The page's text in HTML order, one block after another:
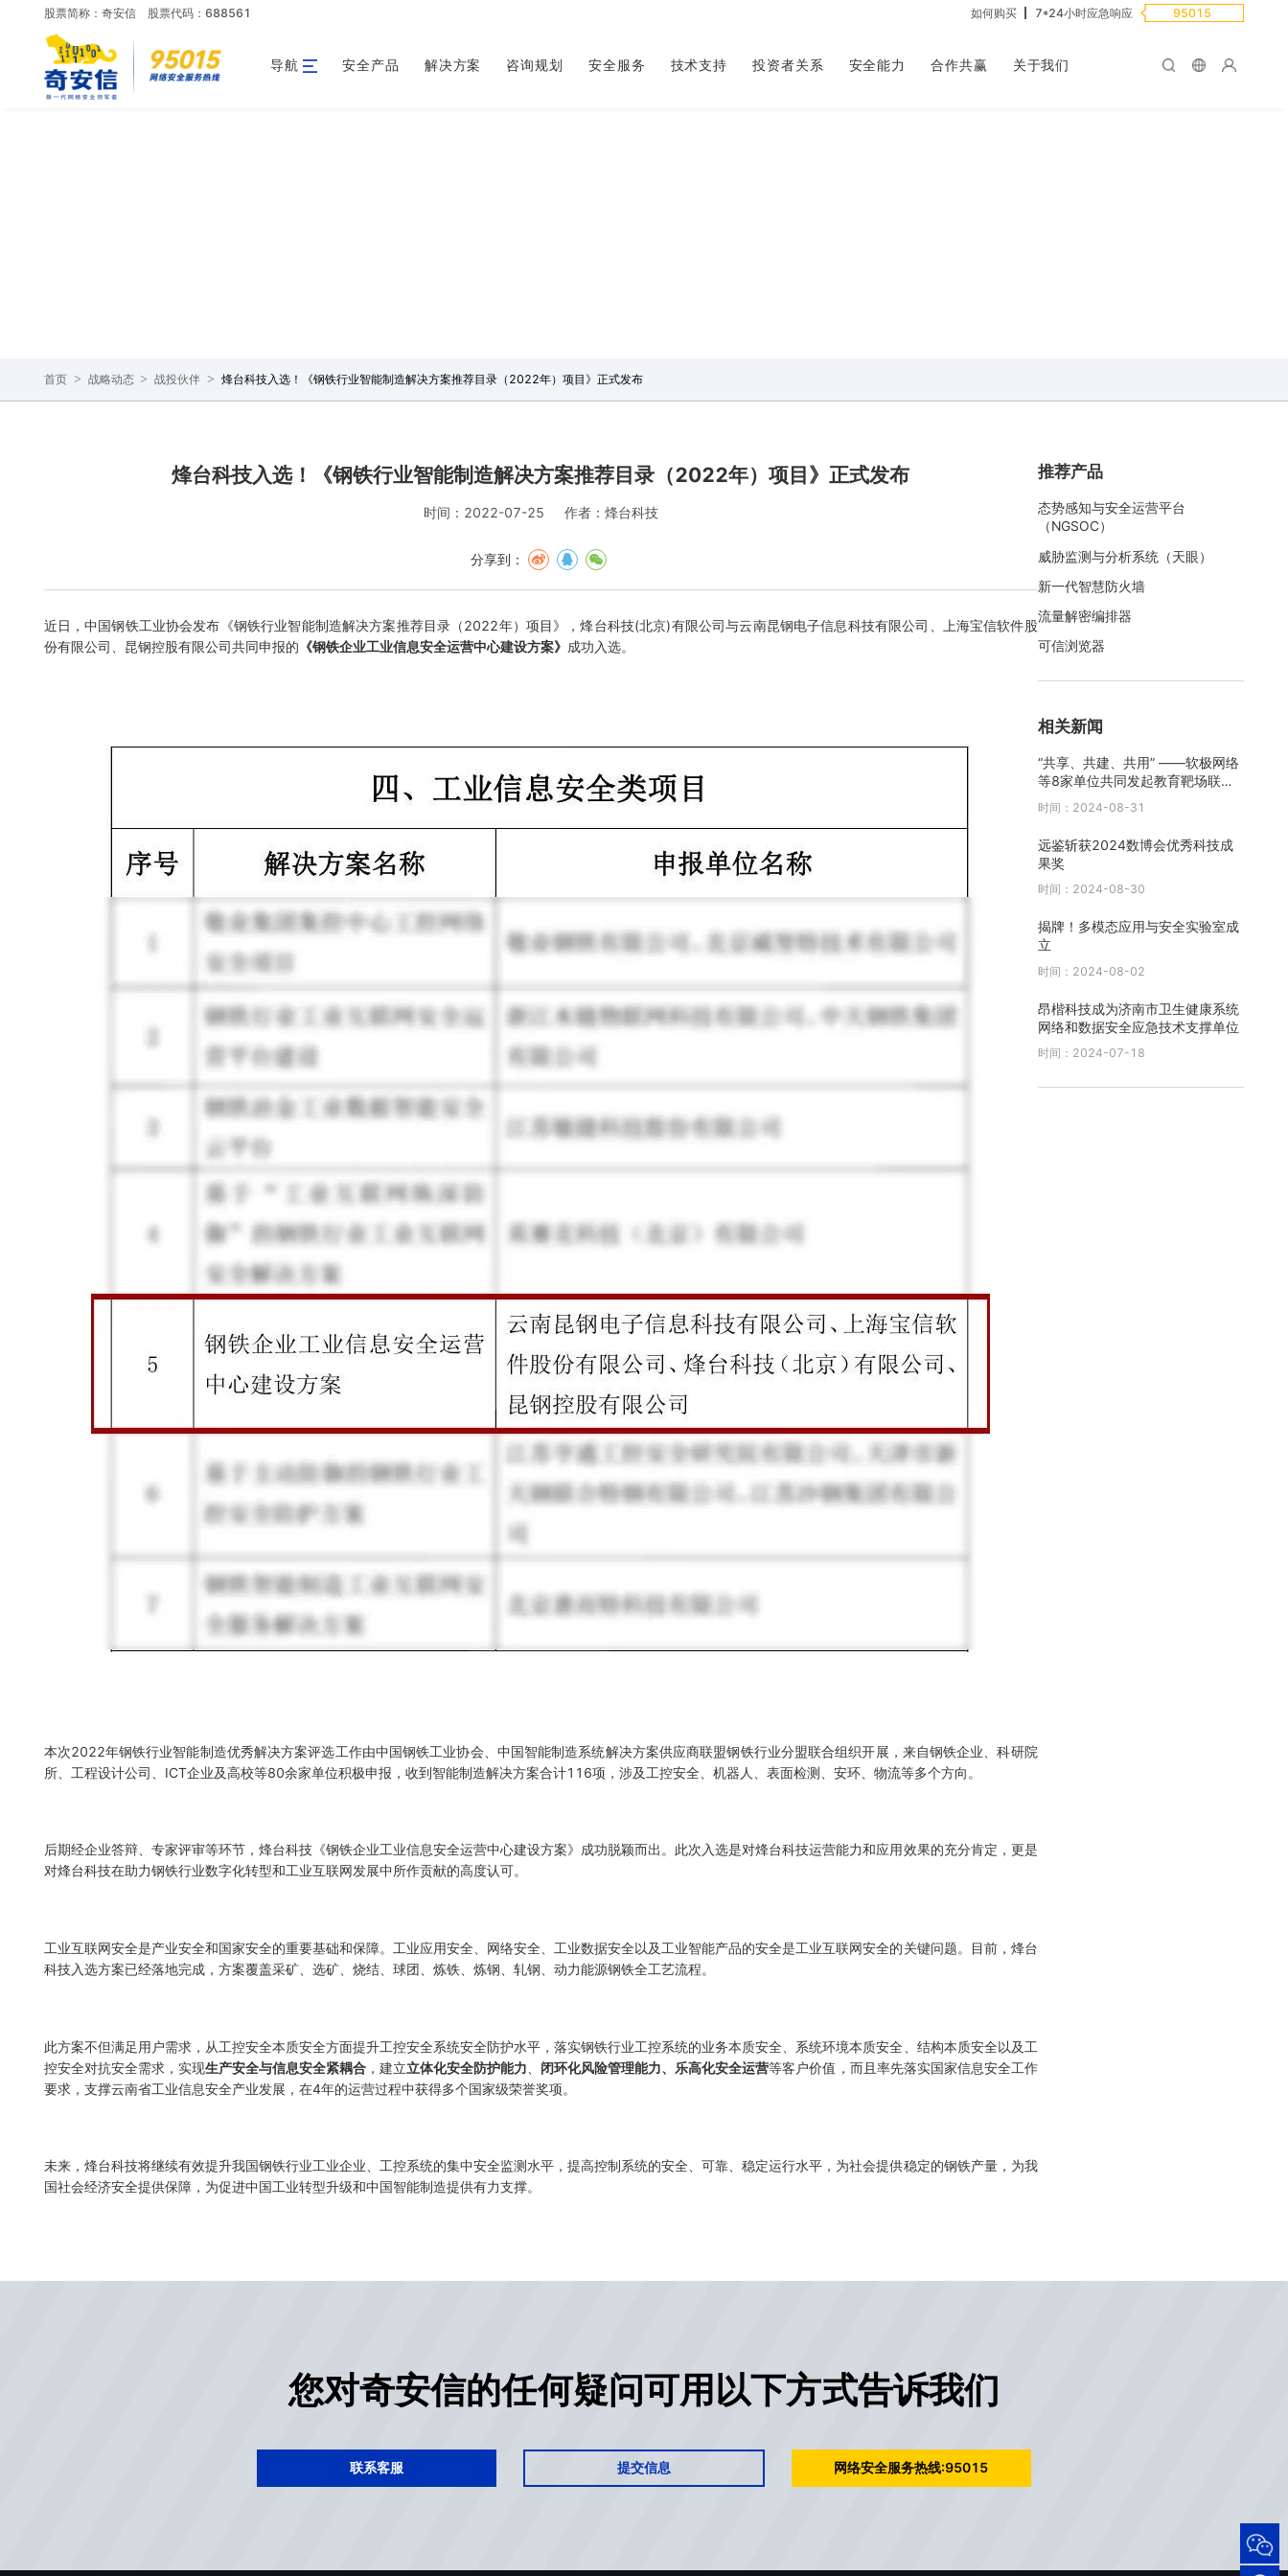
股票简称：奇安信 股票代码：688561 如何购买 7*24小时应急响应 95015
导航 安全产品 解决方案 咨询规划 安全服务 技术支持 投资者关系 安全能力 合作共赢 关于我们
首页 > 战略动态 > 战投伙伴 > 烽台科技入选！《钢铁行业智能制造解决方案推荐目录（2022年）项目》正式发布
烽台科技入选！《钢铁行业智能制造解决方案推荐目录（2022年）项目》正式发布
时间：2022-07-25 作者：烽台科技
分享到：
近日，中国钢铁工业协会发布《钢铁行业智能制造解决方案推荐目录（2022年）项目》，烽台科技(北京)有限公司与云南昆钢电子信息科技有限公司、上海宝信软件股
份有限公司、昆钢控股有限公司共同申报的 《钢铁企业工业信息安全运营中心建设方案》 成功入选。
本次2022年钢铁行业智能制造优秀解决方案评选工作由中国钢铁工业协会、中国智能制造系统解决方案供应商联盟钢铁行业分盟联合组织开展，来自钢铁企业、科研院
所、工程设计公司、ICT企业及高校等80余家单位积极申报，收到智能制造解决方案合计116项，涉及工控安全、机器人、表面检测、安环、物流等多个方向。
后期经企业答辩、专家评审等环节，烽台科技《钢铁企业工业信息安全运营中心建设方案》成功脱颖而出。此次入选是对烽台科技运营能力和应用效果的充分肯定，更是
对烽台科技在助力钢铁行业数字化转型和工业互联网发展中所作贡献的高度认可。
工业互联网安全是产业安全和国家安全的重要基础和保障。工业应用安全、网络安全、工业数据安全以及工业智能产品的安全是工业互联网安全的关键问题。目前，烽台
科技入选方案已经落地完成，方案覆盖采矿、选矿、烧结、球团、炼铁、炼钢、轧钢、动力能源钢铁全工艺流程。
此方案不但满足用户需求，从工控安全本质安全方面提升工控安全系统安全防护水平，落实钢铁行业工控系统的业务本质安全、系统环境本质安全、结构本质安全以及工
控安全对抗安全需求，实现生产安全与信息安全紧耦合，建立立体化安全防护能力 闭环化风险管理能力、 乐高化安全运营等客户价值，而且率先落实国家信息安全工作
要求，支撑云南省工业信息安全产业发展，在4年的运营过程中获得多个国家级荣誉奖项。
未来，烽台科技将继续有效提升我国钢铁行业工业企业、工控系统的集中安全监测水平，提高控制系统的安全、可靠、稳定运行水平，为社会提供稳定的钢铁产量，为我
国社会经济安全提供保障，为促进中国工业转型升级和中国智能制造提供有力支撑。
推荐产品
态势感知与安全运营平台
（NGSOC）
威胁监测与分析系统（天眼）
新一代智慧防火墙
流量解密编排器
可信浏览器
相关新闻
“共享、共建、共用” ——软极网络
等8家单位共同发起教育靶场联邦
互联共享行动倡议
时间：2024-08-31
远鉴斩获2024数博会优秀科技成
果奖
时间：2024-08-30
揭牌！多模态应用与安全实验室成
立
时间：2024-08-02
昂楷科技成为济南市卫生健康系统
网络和数据安全应急技术支撑单位
时间：2024-07-18
95015
您对奇安信的任何疑问可用以下方式告诉我们
联系客服 提交信息 网络安全服务热线:95015